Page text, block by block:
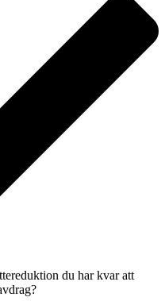
du har kvar att